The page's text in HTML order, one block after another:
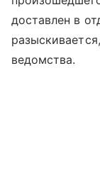
доставлен в
ведомства.